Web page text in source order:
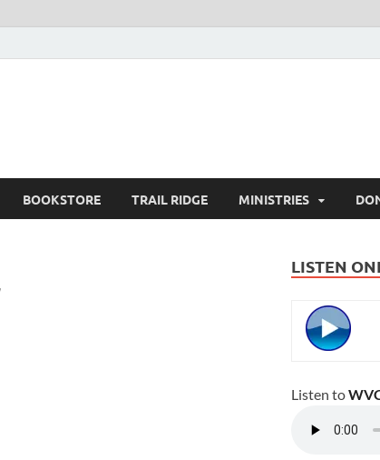
BOOKSTORE TRAIL RIDGE MINISTRIES
LISTEN
Listen to